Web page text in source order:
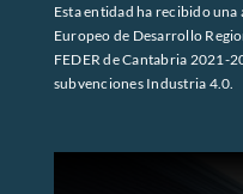
Esta entidad ha recibido
Europeo de Desarrollo
FEDER de Cantabria 2021-
subvenciones Industria 4.0.